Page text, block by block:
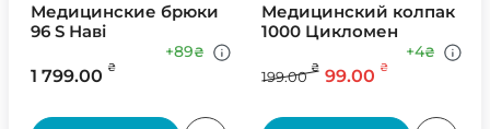
Медицинские брюки
96 S Наві
1 799.00 ₴
+89₴
Медицинский колпак
1000 Цикломен
199.00
₴ 99.00 ₴
+4₴